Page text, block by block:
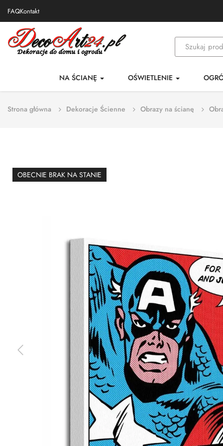
FAQKontakt
NA ŚCIANĘ OŚWIETLENIE
Strona główna Dekoracje Ścienne Obrazy na ścianę
OBECNIE BRAK NA STANIE